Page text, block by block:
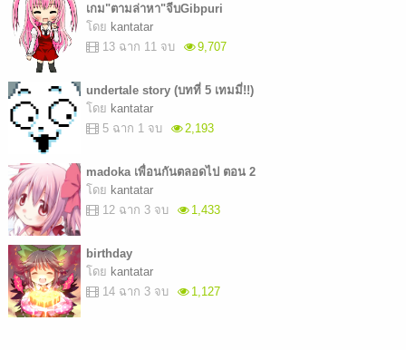
เกม"ตามล่าหา"จีบGibpuri
โดย kantatar
13 ฉาก 11 จบ
9,707
undertale story (บทที่ 5 เทมมี่!!)
โดย kantatar
5 ฉาก 1 จบ
2,193
madoka เพื่อนกันตลอดไป ตอน 2
โดย kantatar
12 ฉาก 3 จบ
1,433
birthday
โดย kantatar
14 ฉาก 3 จบ
1,127